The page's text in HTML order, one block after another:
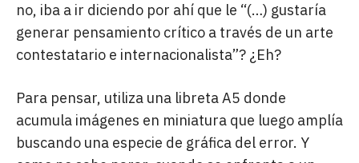
no, iba a ir diciendo por ahí que le “(…) gustaría
generar pensamiento crítico a través de un arte
contestatario e internacionalista”? ¿Eh?
Para pensar, utiliza una libreta A5 donde
acumula imágenes en miniatura que luego amplía
buscando una especie de gráfica del error. Y